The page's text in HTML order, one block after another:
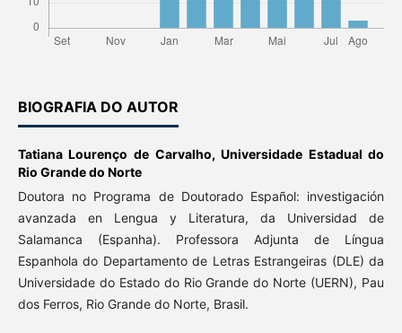
BIOGRAFIA DO AUTOR
Tatiana Lourenço de Carvalho,Universidade Estadual do
Rio Grande do Norte
Doutora no Programa de Doutorado Español: investigación
avanzada en Lengua y Literatura, da Universidad de
Salamanca (Espanha). Professora Adjunta de Língua
Espanhola do Departamento de Letras Estrangeiras (DLE) da
Universidade do Estado do Rio Grande do Norte (UERN), Pau
dos Ferros, Rio Grande do Norte, Brasil.